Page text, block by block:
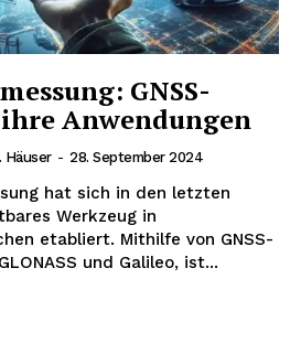
ABONNIEREN
GNSS-
Anwendungen
Häuser - 28. September 2024
hat sich in den letzten
Werkzeug in
etabliert. Mithilfe von GNSS-
und Galileo, ist...